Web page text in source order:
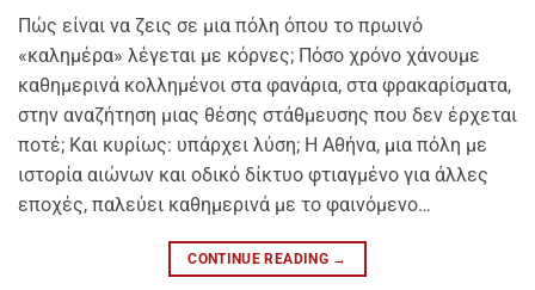
Πώς είναι να ζεις σε μια πόλη όπου το πρωινό
«καλημέρα» λέγεται με κόρνες; Πόσο χρόνο χάνουμε
καθημερινά κολλημένοι στα φανάρια, στα φρακαρίσματα,
στην αναζήτηση μιας θέσης στάθμευσης που δεν έρχεται
ποτέ; Και κυρίως: υπάρχει λύση; Η Αθήνα, μια πόλη με
ιστορία αιώνων και οδικό δίκτυο φτιαγμένο για άλλες
εποχές, παλεύει καθημερινά με το φαινόμενο…
CONTINUE READING →